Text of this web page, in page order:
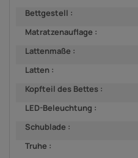
Bettgestell :
Matratzenauflage :
Lattenmaße :
Latten :
Kopfteil des Bettes :
LED-Beleuchtung :
Schublade :
Truhe :